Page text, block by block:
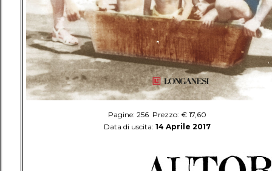
Pagine: 256 Prezzo: € 17,60
Data di uscita: 14 Aprile 2017